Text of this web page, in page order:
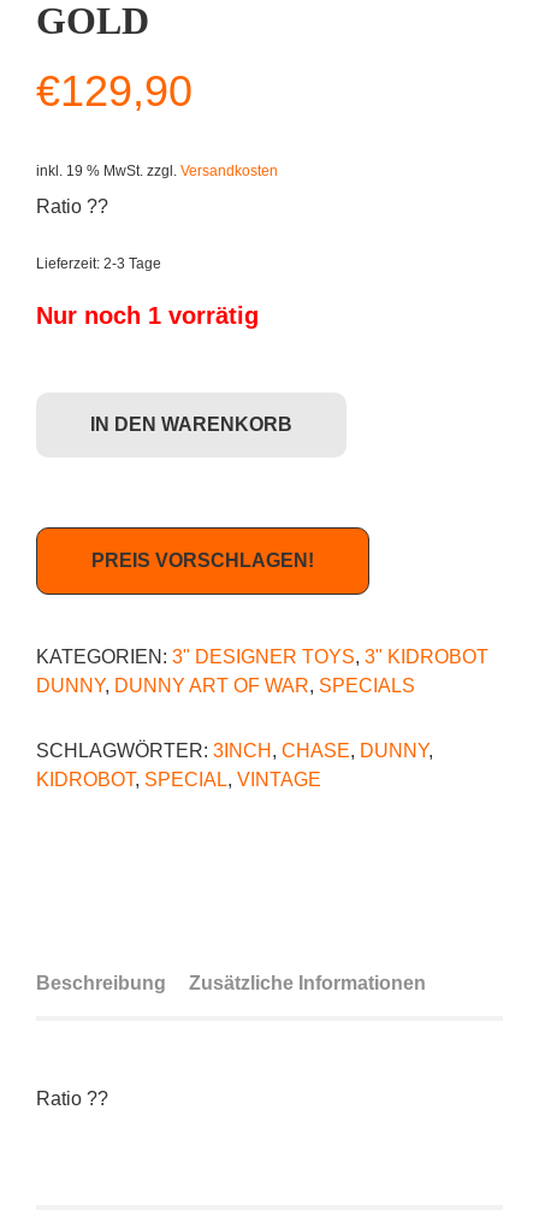
GOLD
€129,90
inkl. 19 % MwSt. zzgl. Versandkosten
Ratio ??
Lieferzeit: 2-3 Tage
Nur noch 1 vorrätig
IN DEN WARENKORB
PREIS VORSCHLAGEN!
KATEGORIEN: 3" DESIGNER TOYS, 3" KIDROBOT
DUNNY, DUNNY ART OF WAR, SPECIALS
SCHLAGWÖRTER: 3INCH , CHASE, DUNNY,
KIDROBOT, SPECIAL, VINTAGE
Beschreibung Zusätzliche Informationen
Ratio ??